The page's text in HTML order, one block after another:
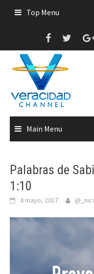
Top Menu
Main Menu
Palabras de
1:10
4 mayo, 2017